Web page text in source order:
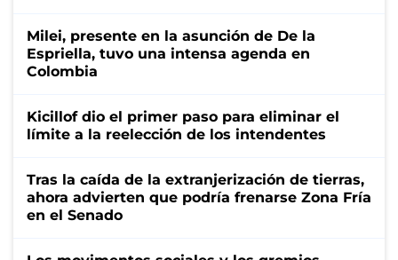
Milei, presente en la asunción de De la
Espriella, tuvo una intensa agenda en
Colombia
Kicillof dio el primer paso para eliminar el
límite a la reelección de los intendentes
Tras la caída de la extranjerización de tierras,
ahora advierten que podría frenarse Zona Fría
en el Senado